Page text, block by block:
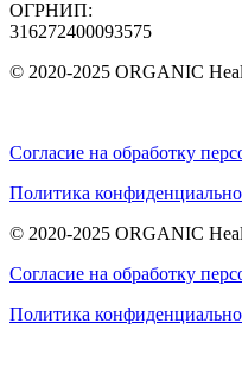
ОГРНИП:
316272400093575
© 2020-2025 ORGANIC
Согласие на обработку
Политика
© 2020-2025 ORGANIC
Согласие на обработку
Политика